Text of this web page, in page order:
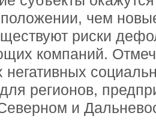
чем
риски
компаний.
негативных
регионов,
и